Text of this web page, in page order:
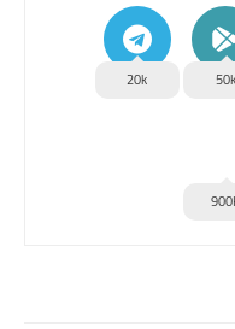
50k
20k